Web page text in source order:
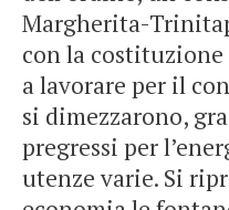
Margherita-
con la costituzione
a lavorare per il
si dimezzarono,
pregressi per
utenze varie. Si